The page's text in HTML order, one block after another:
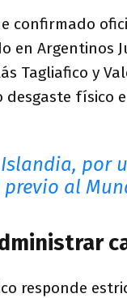
confirmado
en Argentinos
Tagliafico y
desgaste físico
por
al
responde